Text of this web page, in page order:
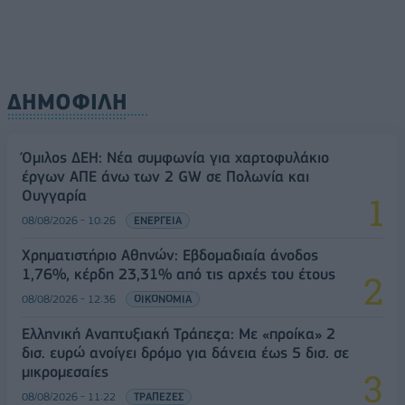
ΔΗΜΟΦΙΛΗ
Όμιλος ΔΕΗ: Νέα συμφωνία για χαρτοφυλάκιο
έργων ΑΠΕ άνω των 2 GW σε Πολωνία και
Ουγγαρία
08/08/2026 - 10:26 ΕΝΕΡΓΕΙΑ
Χρηματιστήριο Αθηνών: Εβδομαδιαία άνοδος
1,76%, κέρδη 23,31% από τις αρχές του έτους
08/08/2026 - 12:36 ΟΙΚΟΝΟΜΙΑ
Ελληνική Αναπτυξιακή Τράπεζα: Με «προίκα» 2
δισ. ευρώ ανοίγει δρόμο για δάνεια έως 5 δισ. σε
μικρομεσαίες
08/08/2026 - 11:22 ΤΡΑΠΕΖΕΣ